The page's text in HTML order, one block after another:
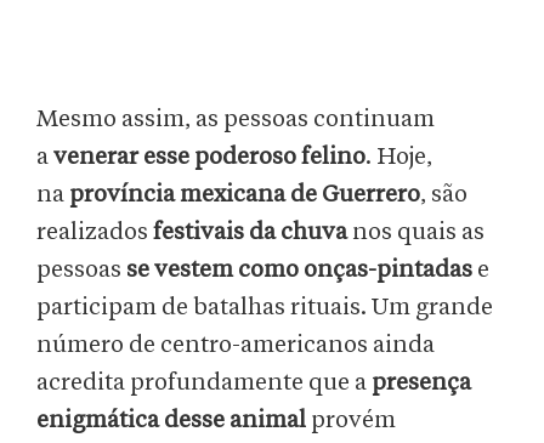
Mesmo assim, as pessoas continuam
avenerar esse poderoso felino. Hoje,
na província mexicana de Guerrero, são
realizados festivais da chuvanos quais as
pessoas se vestem como onças-pintadas e
participam de batalhas rituais. Um grande
número de centro-americanos ainda
acredita profundamente que a presença
enigmática desse animal provém